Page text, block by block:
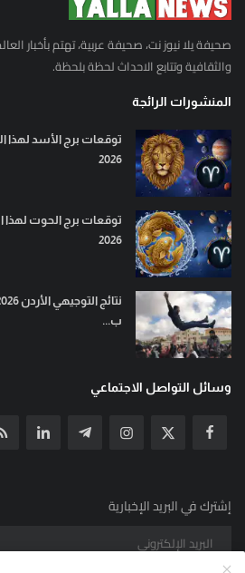
صحيفة يلا نيوز نت، صحيفة عربية، تهتم بأخبار
والثقافية وتتابع الاحداث لحظة بلحظة.
المنشورات الرائجة
2026
2026
ب...
وسائل التواصل الاجتماعي
إشترك في البريد الإخبارية